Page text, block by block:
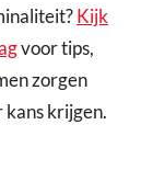
Kijk
voor tips,
zorgen
krijgen.